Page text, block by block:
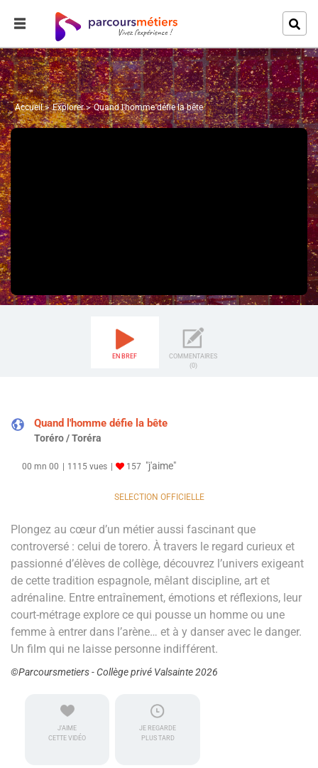
Accueil Explorer Quand l'homme défie la bête
EN BREF
COMMENTAIRES
(0)
Quand l'homme défie la bête
Toréro / Toréra
00 mn 00 1115 vues 157 "j'aime"
SELECTION OFFICIELLE
Plongez au cœur d’un métier aussi fascinant que
controversé : celui de torero. À travers le regard curieux et
passionné d’élèves de collège, découvrez l’univers exigeant
de cette tradition espagnole, mêlant discipline, art et
adrénaline. Entre entraînement, émotions et réflexions, leur
court-métrage explore ce qui pousse un homme ou une
femme à entrer dans l’arène… et à y danser avec le danger.
Un film qui ne laisse personne indifférent.
©Parcoursmetiers - Collège privé Valsainte 2026
J'AIME
CETTE VIDÉO
JE REGARDE
PLUS TARD